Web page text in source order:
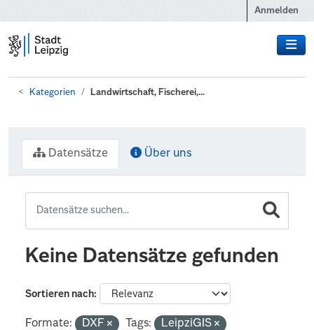
Anmelden
Kategorien Landwirtschaft, Fischerei,...
Datensätze Über uns
Keine Datensätze gefunden
Sortieren nach
Formate: DXF Tags:
LeipziGIS